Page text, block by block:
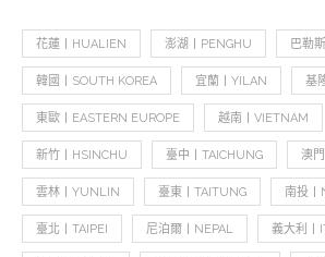
花蓮丨HUALIEN 澎湖丨PENGHU 巴勒
韓國丨SOUTH KOREA 宜蘭丨YILAN 基
東歐丨EASTERN EUROPE 越南丨VIETNAM
新竹丨HSINCHU 臺中丨TAICHUNG 澳
雲林丨YUNLIN 臺東丨TAITUNG 南投丨
臺北丨TAIPEI 尼泊爾丨NEPAL 義大利丨